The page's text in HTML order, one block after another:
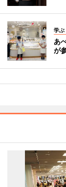
学ぶ
あ
が